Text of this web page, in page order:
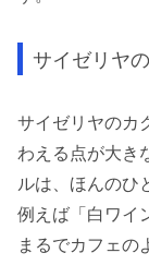
サイゼリヤ
サイゼリヤのカ
わえる点が大き
ルは、ほんのひ
例えば「白ワイ
まるでカフェの